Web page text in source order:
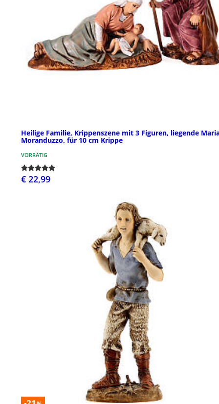
Heilige Familie, Krippenszene mit 3 Figuren, liegende
Moranduzzo, für 10 cm Krippe
VORRÄTIG
€ 22,99